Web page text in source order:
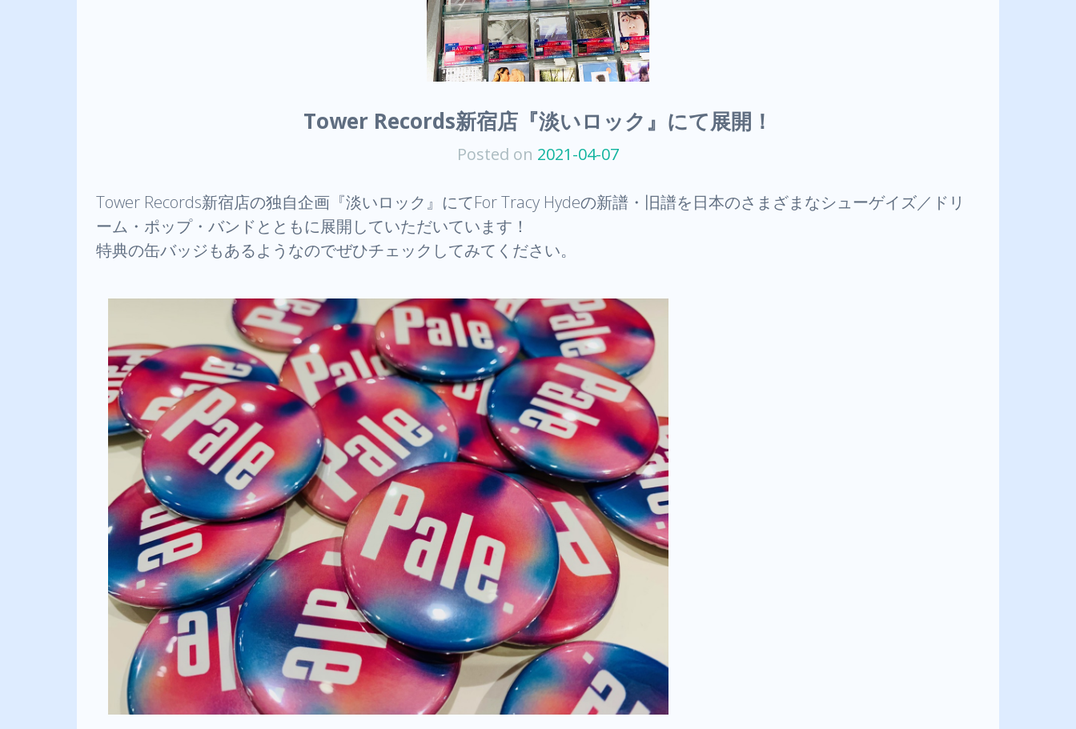
Tower Records新宿店『淡いロック』にて展開！
Posted on 2021-04-07
Tower Records新宿店の独自企画『淡いロック』にてFor Tracy Hydeの新譜・旧譜を日本のさまざまなシューゲイズ／ドリ
ーム・ポップ・バンドとともに展開していただいています！
特典の缶バッジもあるようなのでぜひチェックしてみてください。